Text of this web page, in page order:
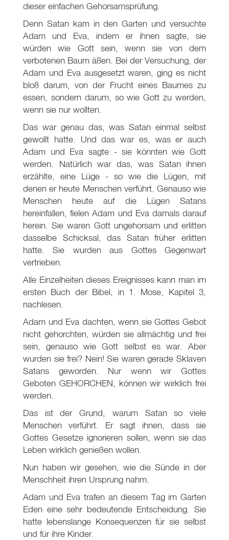
dieser einfachen Gehorsamsprüfung.
Denn Satan kam in den Garten und versuchte
Adam und Eva, indem er ihnen sagte, sie
würden wie Gott sein, wenn sie von dem
verbotenen Baum äßen. Bei der Versuchung, der
Adam und Eva ausgesetzt waren, ging es nicht
bloß darum, von der Frucht eines Baumes zu
essen, sondern darum, so wie Gott zu werden,
wenn sie nur wollten.
Das war genau das, was Satan einmal selbst
gewollt hatte. Und das war es, was er auch
Adam und Eva sagte - sie könnten wie Gott
werden. Natürlich war das, was Satan ihnen
erzählte, eine Lüge - so wie die Lügen, mit
denen er heute Menschen verführt. Genauso wie
Menschen heute auf die Lügen Satans
hereinfallen, fielen Adam und Eva damals darauf
herein. Sie waren Gott ungehorsam und erlitten
dasselbe Schicksal, das Satan früher erlitten
hatte. Sie wurden aus Gottes Gegenwart
vertrieben.
Alle Einzelheiten dieses Ereignisses kann man im
ersten Buch der Bibel, in 1. Mose, Kapitel 3,
nachlesen.
Adam und Eva dachten, wenn sie Gottes Gebot
nicht gehorchten, würden sie allmächtig und frei
sein, genauso wie Gott selbst es war. Aber
wurden sie frei? Nein! Sie waren gerade Sklaven
Satans geworden. Nur wenn wir Gottes
Geboten GEHORCHEN, können wir wirklich frei
werden.
Das ist der Grund, warum Satan so viele
Menschen verführt. Er sagt ihnen, dass sie
Gottes Gesetze ignorieren sollen, wenn sie das
Leben wirklich genießen wollen.
Nun haben wir gesehen, wie die Sünde in der
Menschheit ihren Ursprung nahm.
Adam und Eva trafen an diesem Tag im Garten
Eden eine sehr bedeutende Entscheidung. Sie
hatte lebenslange Konsequenzen für sie selbst
und für ihre Kinder.